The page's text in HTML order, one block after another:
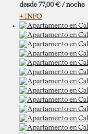
desde 77,00 € / noche
+ INFO